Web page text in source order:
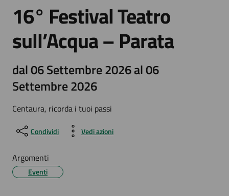
16° Festival Teatro
sull’Acqua – Parata
dal 06 Settembre 2026 al 06
Settembre 2026
Centaura, ricorda i tuoi passi
Condividi Vedi azioni
Argomenti
Eventi